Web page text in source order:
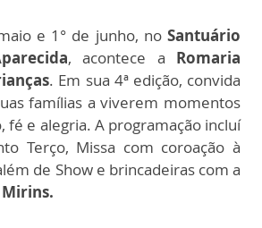
e 1° de junho, no Santuário
, acontece a Romaria
. Em sua 4ª edição, convida
famílias a viverem momentos
fé e alegria. A programação incluí
Terço, Missa com coroação à
de Show e brincadeiras com a